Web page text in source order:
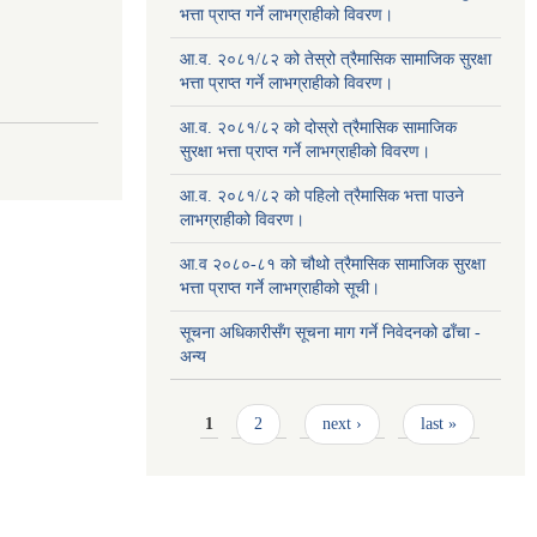
भत्ता प्राप्त गर्ने लाभग्राहीको विवरण।
आ.व. २०८१/८२ को तेस्रो त्रैमासिक सामाजिक सुरक्षा
भत्ता प्राप्त गर्ने लाभग्राहीको विवरण।
आ.व. २०८१/८२ को दोस्रो त्रैमासिक सामाजिक
सुरक्षा भत्ता प्राप्त गर्ने लाभग्राहीको विवरण।
आ.व. २०८१/८२ को पहिलो त्रैमासिक भत्ता पाउने
लाभग्राहीको विवरण।
आ.व २०८०-८१ को चौथो त्रैमासिक सामाजिक सुरक्षा
भत्ता प्राप्त गर्ने लाभग्राहीको सूची।
सूचना अधिकारीसँग सूचना माग गर्ने निवेदनको ढाँचा -
अन्य
Pages
1 2 next › last »